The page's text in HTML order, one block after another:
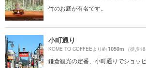
竹のお庭が有名です。
小町通り
KOME TO COFFEEより約1050m （徒歩18
鎌倉観光の定番、小町通りでショッ